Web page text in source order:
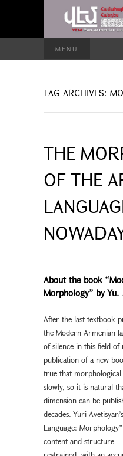
MENU
TAG ARCHIVES:
THE
OF THE
About the book
Morphology” by Yu.
After the last textbook
the Modern Armenian
of silence in this field
publication of a new
true that morphological
slowly, so it is natural
dimension can be
decades. Yuri
Language:
content and structure